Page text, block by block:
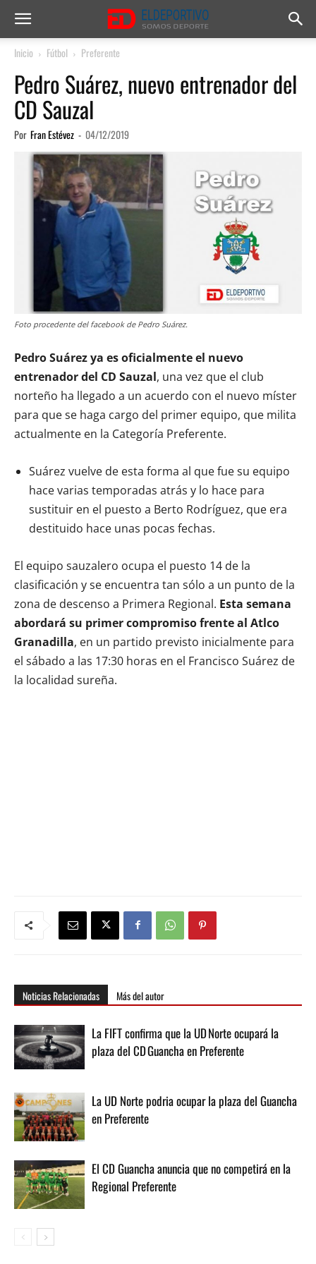
Inicio Fútbol Preferente
Pedro Suárez, nuevo entrenador del
CD Sauzal
Por Fran Estévez - 04/12/2019
Foto procedente del facebook de Pedro Suárez.
Pedro Suárez ya es oficialmente el nuevo
entrenador del CD Sauzal, una vez que el club
norteño ha llegado a un acuerdo con el nuevo míster
para que se haga cargo del primer equipo, que milita
actualmente en la Categoría Preferente.
Suárez vuelve de esta forma al que fue su equipo
hace varias temporadas atrás y lo hace para
sustituir en el puesto a Berto Rodríguez, que era
destituido hace unas pocas fechas.
El equipo sauzalero ocupa el puesto 14 de la
clasificación y se encuentra tan sólo a un punto de la
zona de descenso a Primera Regional. Esta semana
abordará su primer compromiso frente al Atlco
Granadilla, en un partido previsto inicialmente para
el sábado a las 17:30 horas en el Francisco Suárez de
la localidad sureña.
Noticias Relacionadas Más del autor
La FIFT confirma que la UD Norte ocupará la
plaza del CD Guancha en Preferente
La UD Norte podria ocupar la plaza del Guancha
en Preferente
El CD Guancha anuncia que no competirá en la
Regional Preferente